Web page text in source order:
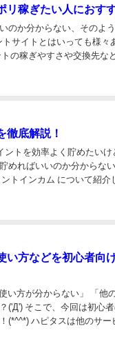
稼ぎたい人におすす
のか分からない、そのよ
サイトとはいっても様々
の稼ぎやすさや交換先な
徹底解説！
トを効率よく貯めたいけ
めればいいのか分からな
トインカム について紹介
い方などを初心者向
い方が分からない」 「他
('Д') そこで、今回は初心
(*^^*) ハピタスは他のサー